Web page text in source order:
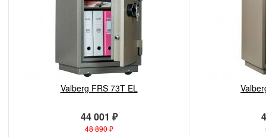
Valberg FRS 73T EL
44 001 ₽
48 890 ₽